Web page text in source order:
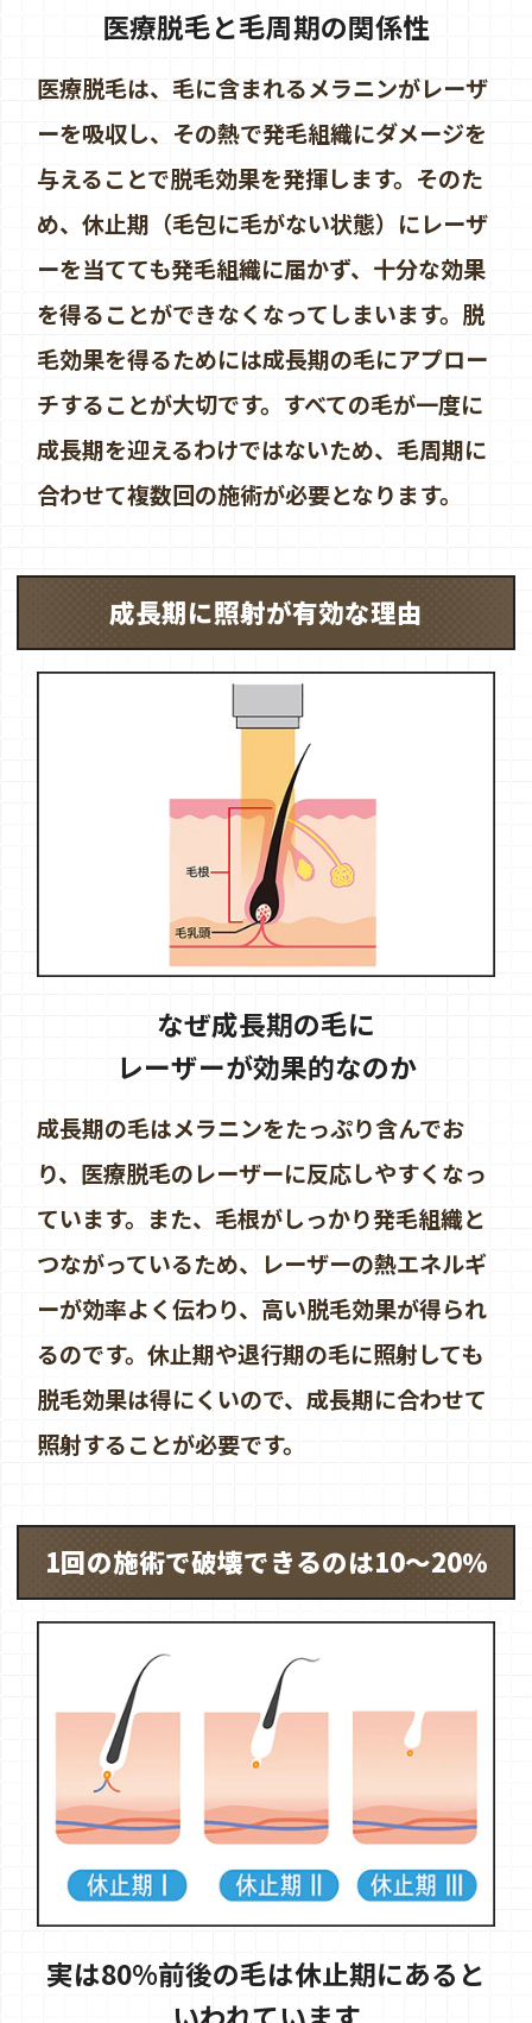
医療脱毛と毛周期の関係性
医療脱毛は、毛に含まれるメラニンがレーザ
ーを吸収し、その熱で発毛組織にダメージを
与えることで脱毛効果を発揮します。そのた
め、休止期（毛包に毛がない状態）にレーザ
ーを当てても発毛組織に届かず、十分な効果
を得ることができなくなってしまいます。脱
毛効果を得るためには成長期の毛にアプロー
チすることが大切です。すべての毛が一度に
成長期を迎えるわけではないため、毛周期に
合わせて複数回の施術が必要となります。
成長期に照射が有効な理由
なぜ成長期の毛に
レーザーが効果的なのか
成長期の毛はメラニンをたっぷり含んでお
り、医療脱毛のレーザーに反応しやすくなっ
ています。また、毛根がしっかり発毛組織と
つながっているため、レーザーの熱エネルギ
ーが効率よく伝わり、高い脱毛効果が得られ
るのです。休止期や退行期の毛に照射しても
脱毛効果は得にくいので、成長期に合わせて
照射することが必要です。
1回の施術で破壊できるのは10～20％
実は80%前後の毛は休止期にあると